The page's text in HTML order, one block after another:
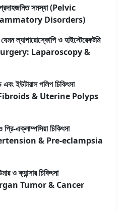
সমস্যা (Pelvic
Disorders)
ল্যাপারোস্কোপি ও হাইস্টেরেকটমি
Laparoscopy &
ইউটারাস পলিপ চিকিৎসা
& Uterine Polyps
এক্লাম্পসিয়া চিকিৎসা
& Pre-eclampsia
ও ক্যান্সার চিকিৎসা
Tumor & Cancer